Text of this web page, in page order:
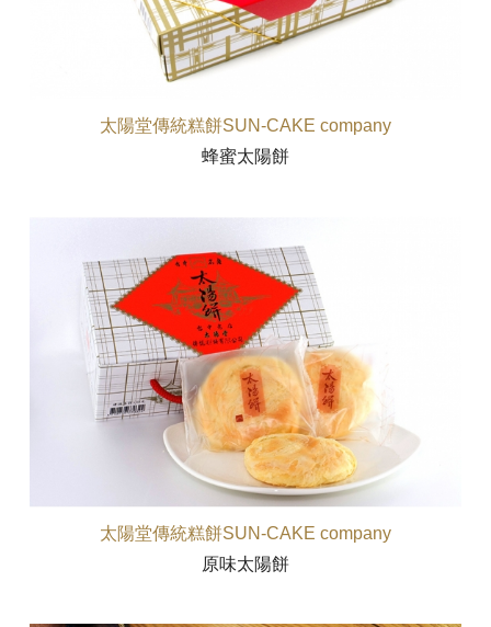
太陽堂傳統糕餅SUN-CAKE company
蜂蜜太陽餅
太陽堂傳統糕餅SUN-CAKE company
原味太陽餅